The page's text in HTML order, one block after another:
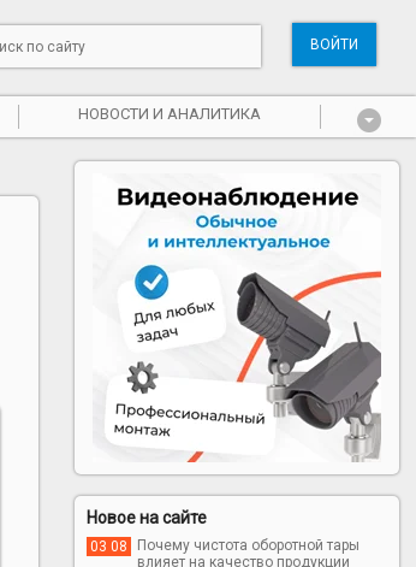
ВОЙТИ
НОВОСТИ И АНАЛИТИКА
Новое на сайте
03 08
Почему чистота оборотной тары
влияет на качество продукции